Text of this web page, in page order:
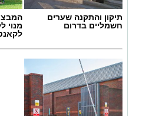
תיקון והתקנה שערים
חשמליים בדרום
מנוי